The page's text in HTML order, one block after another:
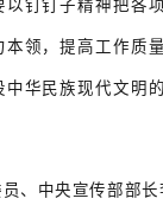
钉钉子精神把各
领，提高工作质
华民族现代文明
、中央宣传部部长